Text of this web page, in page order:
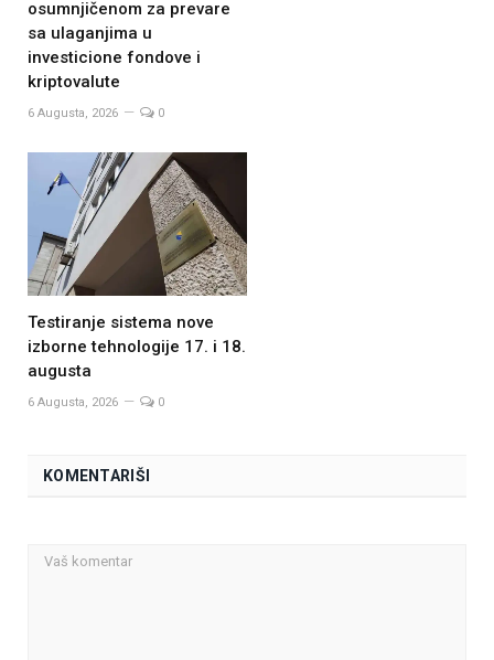
osumnjičenom za prevare
sa ulaganjima u
investicione fondove i
kriptovalute
6 Augusta, 2026 0
Testiranje sistema nove
izborne tehnologije 17. i 18.
augusta
6 Augusta, 2026 0
KOMENTARIŠI